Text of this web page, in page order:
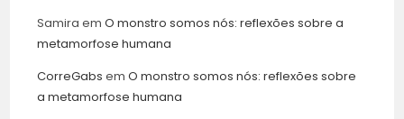
Samira emO monstro somos nós: reflexões sobre a
metamorfose humana
CorreGabs emO monstro somos nós: reflexões sobre
a metamorfose humana